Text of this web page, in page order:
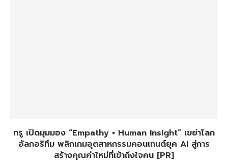
ทรู เปิดมุมมอง “Empathy × Human Insight” เขย่าโลก
อัลกอริทึม พลิกเกมอุตสาหกรรมคอนเทนต์ยุค AI สู่การ
สร้างคุณค่าใหม่ที่เข้าถึงใจคน [PR]